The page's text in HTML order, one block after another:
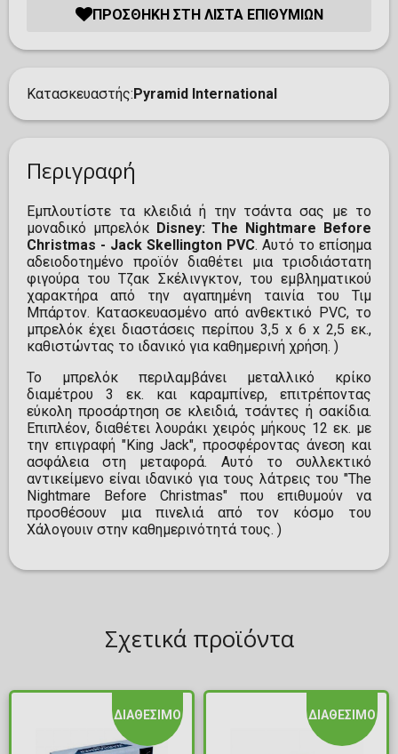
ΠΡΟΣΘΉΚΗ ΣΤΗ ΛΊΣΤΑ ΕΠΙΘΥΜΙΏΝ
Κατασκευαστής Pyramid International
Περιγραφή
Εμπλουτίστε τα κλειδιά ή την τσάντα σας με το
μοναδικό μπρελόκ Disney: The Nightmare Before
Christmas - Jack Skellington PVC. Αυτό το επίσημα
αδειοδοτημένο προϊόν διαθέτει μια τρισδιάστατη
φιγούρα του Τζακ Σκέλινγκτον, του εμβληματικού
χαρακτήρα από την αγαπημένη ταινία του Τιμ
Μπάρτον. Κατασκευασμένο από ανθεκτικό PVC, το
μπρελόκ έχει διαστάσεις περίπου 3,5 x 6 x 2,5 εκ.,
καθιστώντας το ιδανικό για καθημερινή χρήση. )
Το μπρελόκ περιλαμβάνει μεταλλικό κρίκο
διαμέτρου 3 εκ. και καραμπίνερ, επιτρέποντας
εύκολη προσάρτηση σε κλειδιά, τσάντες ή σακίδια.
Επιπλέον, διαθέτει λουράκι χειρός μήκους 12 εκ. με
την επιγραφή "King Jack", προσφέροντας άνεση και
ασφάλεια στη μεταφορά. Αυτό το συλλεκτικό
αντικείμενο είναι ιδανικό για τους λάτρεις του "The
Nightmare Before Christmas" που επιθυμούν να
προσθέσουν μια πινελιά από τον κόσμο του
Χάλογουιν στην καθημερινότητά τους. )
Σχετικά προϊόντα
ΔΙΑΘΕΣΙΜΟ ΔΙΑΘΕΣΙΜΟ